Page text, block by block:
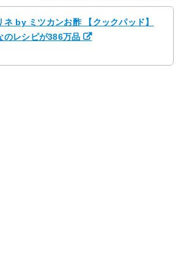
by ミツカンお酢 【クックパッド】
のレシピが386万品